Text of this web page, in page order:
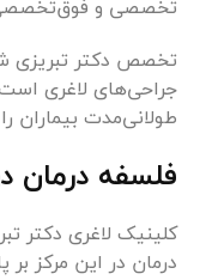
تخصصی و
تخصص دکتر تبریزی
جراحی‌های لاغری است.
طولانی‌مدت بیماران
فلسفه درمان
کلینیک لاغری دکتر
درمان در این مرکز